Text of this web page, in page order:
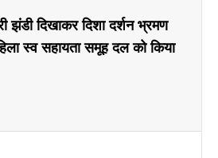
झंडी दिखाकर दिशा दर्शन भ्रमण
स्व सहायता समूह दल को किया